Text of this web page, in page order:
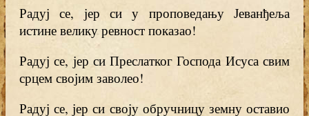
Радуј се, јер си у проповедању Јеванђеља
истине велику ревност показао!
Радуј се, јер си Преслатког Господа Исуса свим
срцем својим заволео!
Радуј се, јер си своју обручницу земну оставио